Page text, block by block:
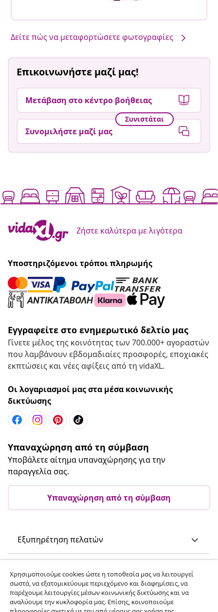
Δείτε πώς να μεταφορτώσετε φωτογραφίες
Επικοινωνήστε μαζί μας!
Μετάβαση στο κέντρο βοήθειας
Συνιστάται
Συνομιλήστε μαζί μας
Ζήστε καλύτερα με λιγότερα
Υποστηριζόμενοι τρόποι πληρωμής
Εγγραφείτε στο ενημερωτικό δελτίο μας
Γίνετε μέλος της κοινότητας των 700.000+ αγοραστών
που λαμβάνουν εβδομαδιαίες προσφορές, εποχιακές
εκπτώσεις και νέες αφίξεις από τη vidaXL.
Οι λογαριασμοί μας στα μέσα κοινωνικής
δικτύωσης
Υπαναχώρηση από τη σύμβαση
Υποβάλετε αίτημα υπαναχώρησης για την
παραγγελία σας.
Υπαναχώρηση από τη σύμβαση
Εξυπηρέτηση πελατών
vidaXL
Χρησιμοποιούμε cookies ώστε η τοποθεσία μας να λειτουργεί
σωστά, να εξατομικεύουμε περιεχόμενο και διαφημίσεις, να
παρέχουμε λειτουργίες μέσων κοινωνικής δικτύωσης και να
αναλύουμε την κυκλοφορία μας. Επίσης, κοινοποιούμε